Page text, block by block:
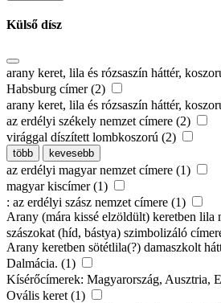
Külső dísz
arany keret, lila és rózsaszín háttér,
Habsburg címer (2)
arany keret, lila és rózsaszín háttér,
az erdélyi székely nemzet címere (2)
virággal díszített lombkoszorú (2)
több kevesebb
az erdélyi magyar nemzet címere (1)
magyar kiscímer (1)
: az erdélyi szász nemzet címere (1)
Arany (mára kissé elzöldült) keretben lila
szászokat (híd, bástya) szimbolizáló
Arany keretben sötétlila(?) damaszkolt
Dalmácia. (1)
Kísérőcímerek: Magyarország, Ausztria,
Ovális keret (1)